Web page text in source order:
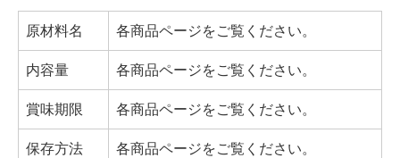
原材料名 各商品ページをご覧ください。
内容量 各商品ページをご覧ください。
賞味期限 各商品ページをご覧ください。
保存方法 各商品ページをご覧ください。